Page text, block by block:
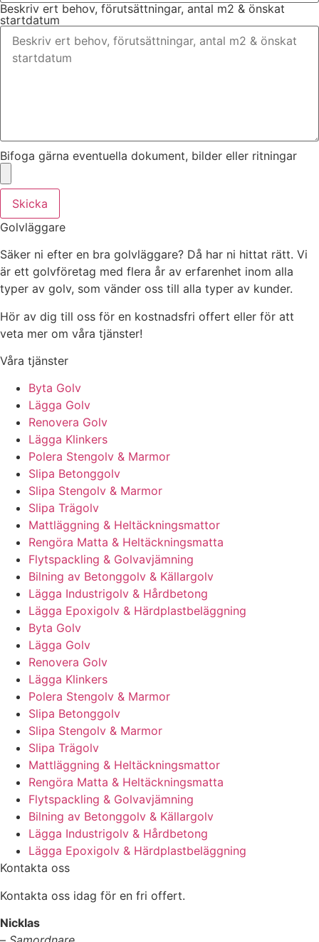
Beskriv ert behov, förutsättningar, antal m2 & önskat
startdatum
Bifoga gärna eventuella dokument, bilder eller ritningar
Skicka
Golvläggare
Säker ni efter en bra golvläggare? Då har ni hittat rätt. Vi
är ett golvföretag med flera år av erfarenhet inom alla
typer av golv, som vänder oss till alla typer av kunder.
Hör av dig till oss för en kostnadsfri offert eller för att
veta mer om våra tjänster!
Våra tjänster
Byta Golv
Lägga Golv
Renovera Golv
Lägga Klinkers
Polera Stengolv & Marmor
Slipa Betonggolv
Slipa Stengolv & Marmor
Slipa Trägolv
Mattläggning & Heltäckningsmattor
Rengöra Matta & Heltäckningsmatta
Flytspackling & Golvavjämning
Bilning av Betonggolv & Källargolv
Lägga Industrigolv & Hårdbetong
Lägga Epoxigolv & Härdplastbeläggning
Byta Golv
Lägga Golv
Renovera Golv
Lägga Klinkers
Polera Stengolv & Marmor
Slipa Betonggolv
Slipa Stengolv & Marmor
Slipa Trägolv
Mattläggning & Heltäckningsmattor
Rengöra Matta & Heltäckningsmatta
Flytspackling & Golvavjämning
Bilning av Betonggolv & Källargolv
Lägga Industrigolv & Hårdbetong
Lägga Epoxigolv & Härdplastbeläggning
Kontakta oss
Kontakta oss idag för en fri offert.
Nicklas